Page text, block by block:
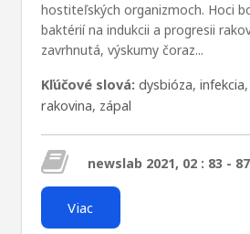
hostiteľských organizmoch. Hoci
baktérií na indukcii a progresii
zavrhnutá, výskumy čoraz...
Kľúčové slová: dysbióza, infekcia,
rakovina, zápal
newslab 2021, 02 : 83 - 87
Viac